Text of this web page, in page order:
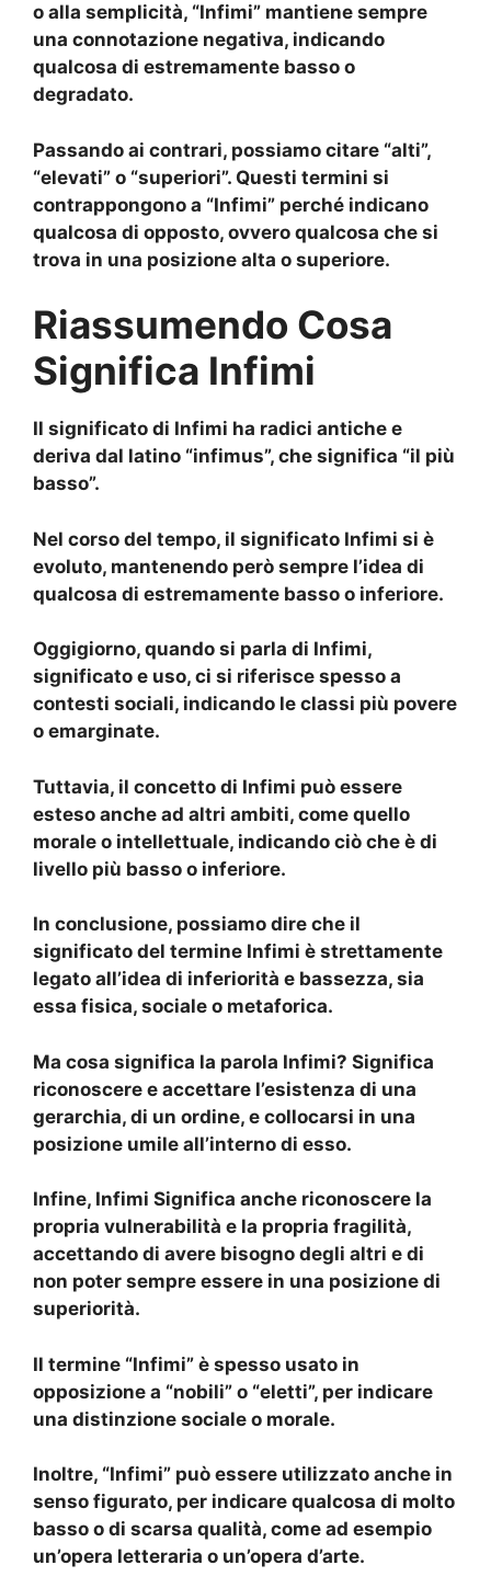
o alla semplicità, “Infimi” mantiene sempre
una connotazione negativa, indicando
qualcosa di estremamente basso o
degradato.
Passando ai contrari, possiamo citare “alti”,
“elevati” o “superiori”. Questi termini si
contrappongono a “Infimi” perché indicano
qualcosa di opposto, ovvero qualcosa che si
trova in una posizione alta o superiore.
Riassumendo Cosa
Significa Infimi
Il significato di Infimi ha radici antiche e
deriva dal latino “infimus”, che significa “il più
basso”.
Nel corso del tempo, il significato Infimi si è
evoluto, mantenendo però sempre l’idea di
qualcosa di estremamente basso o inferiore.
Oggigiorno, quando si parla di Infimi,
significato e uso, ci si riferisce spesso a
contesti sociali, indicando le classi più povere
o emarginate.
Tuttavia, il concetto di Infimi può essere
esteso anche ad altri ambiti, come quello
morale o intellettuale, indicando ciò che è di
livello più basso o inferiore.
In conclusione, possiamo dire che il
significato del termine Infimi è strettamente
legato all’idea di inferiorità e bassezza, sia
essa fisica, sociale o metaforica.
Ma cosa significa la parola Infimi? Significa
riconoscere e accettare l’esistenza di una
gerarchia, di un ordine, e collocarsi in una
posizione umile all’interno di esso.
Infine, Infimi Significa anche riconoscere la
propria vulnerabilità e la propria fragilità,
accettando di avere bisogno degli altri e di
non poter sempre essere in una posizione di
superiorità.
Il termine “Infimi” è spesso usato in
opposizione a “nobili” o “eletti”, per indicare
una distinzione sociale o morale.
Inoltre, “Infimi” può essere utilizzato anche in
senso figurato, per indicare qualcosa di molto
basso o di scarsa qualità, come ad esempio
un’opera letteraria o un’opera d’arte.